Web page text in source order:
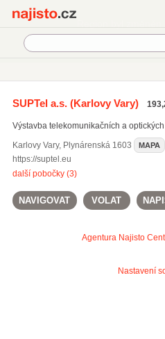
Optické sítě
SUPTel a.s.(Karlovy Vary)
Výstavba telekomunikačních a
Karlovy Vary, Plynárenská 1603 MAPA
https://suptel.eu
další pobočky (3)
NAVIGOVAT VOLAT
Agentura Najisto
Nastavení